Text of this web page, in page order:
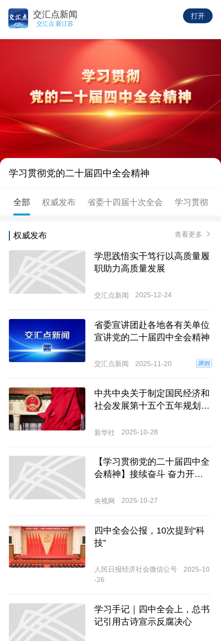
交汇点新闻
交汇点 新江苏
打开
学习贯彻党的二十届四中全会精神
全部 权威发布 省委十四届十次全会 学习贯彻
权威发布 查看更多
学思践悟实干笃行以高质量履
职助力高质量发展
交汇点新闻 2025-12-24
省委宣讲团赴各地各有关单位
宣讲党的二十届四中全会精神
交汇点新闻 2025-11-20
中共中央关于制定国民经济和
社会发展第十五个五年规划的
新华社 2025-10-28
【学习贯彻党的二十届四中全
会精神】接续奋斗 奋力开创中
央视网 2025-10-27
四中全会公报，10次提到“科
技”
人民日报经济社会微信公号
2025-10
-26
学习手记｜四中全会上，总书
记引用古诗宣示反腐决心